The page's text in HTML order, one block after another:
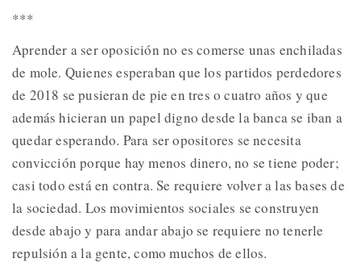
***
Aprender a ser oposición no es comerse unas enchiladas
de mole. Quienes esperaban que los partidos perdedores
de 2018 se pusieran de pie en tres o cuatro años y que
además hicieran un papel digno desde la banca se iban a
quedar esperando. Para ser opositores se necesita
convicción porque hay menos dinero, no se tiene poder;
casi todo está en contra. Se requiere volver a las bases de
la sociedad. Los movimientos sociales se construyen
desde abajo y para andar abajo se requiere no tenerle
repulsión a la gente, como muchos de ellos.